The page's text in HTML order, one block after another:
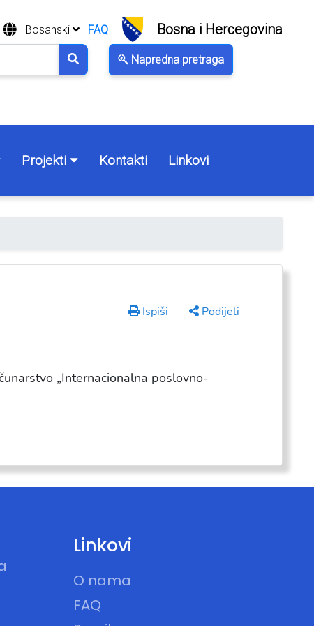
Napredna pretraga
Bosanski FAQ Bosna i Hercegovina
Projekti Kontakti Linkovi
Ispiši Podijeli
„Internacionalna poslovno-
Linkovi
O nama
FAQ